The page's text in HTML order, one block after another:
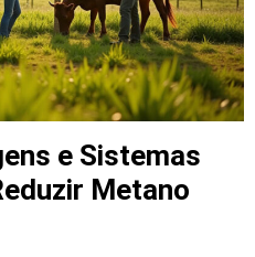
e Sistemas
Metano